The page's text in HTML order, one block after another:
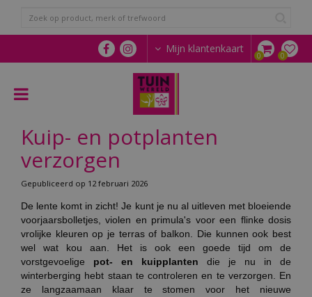
n
a
Mijn klantenkaart
Kuip- en potplanten
verzorgen
Gepubliceerd op 12 februari 2026
De lente komt in zicht! Je kunt je nu al uitleven met bloeiende
voorjaarsbolletjes, violen en primula's voor een flinke dosis
vrolijke kleuren op je terras of balkon. Die kunnen ook best
wel wat kou aan. Het is ook een goede tijd om de
vorstgevoelige pot- en kuipplanten die je nu in de
winterberging hebt staan te controleren en te verzorgen. En
ze langzaamaan klaar te stomen voor het nieuwe